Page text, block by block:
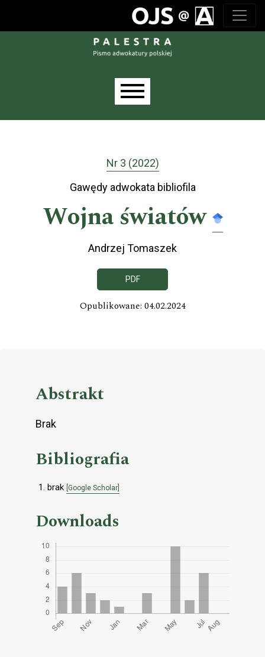
Nr 3 (2022)
Gawędy adwokata bibliofila
Wojna światów
Andrzej Tomaszek
PDF
Opublikowane: 04.02.2024
Abstrakt
Brak
Bibliografia
brak [Google Scholar]
Downloads